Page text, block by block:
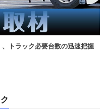
、トラック必要台数の迅速把握